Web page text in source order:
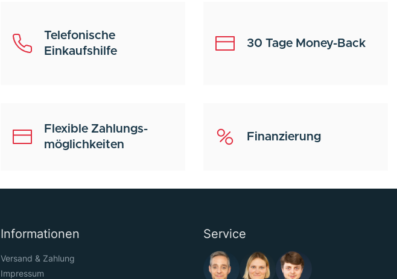
Telefonische
Einkaufshilfe
30 Tage Money-Back
Flexible Zahlungs-
möglichkeiten
Finanzierung
Informationen
Versand & Zahlung
Impressum
Service